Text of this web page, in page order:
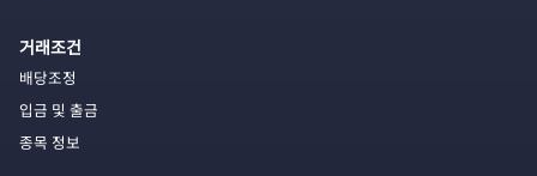
거래조건
배당조정
입금 및 출금
종목 정보